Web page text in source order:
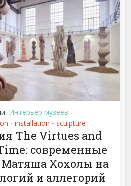
Интерьер музеев
• installation • sculpture
The Virtues and
современные
Хохолы на
и аллегорий